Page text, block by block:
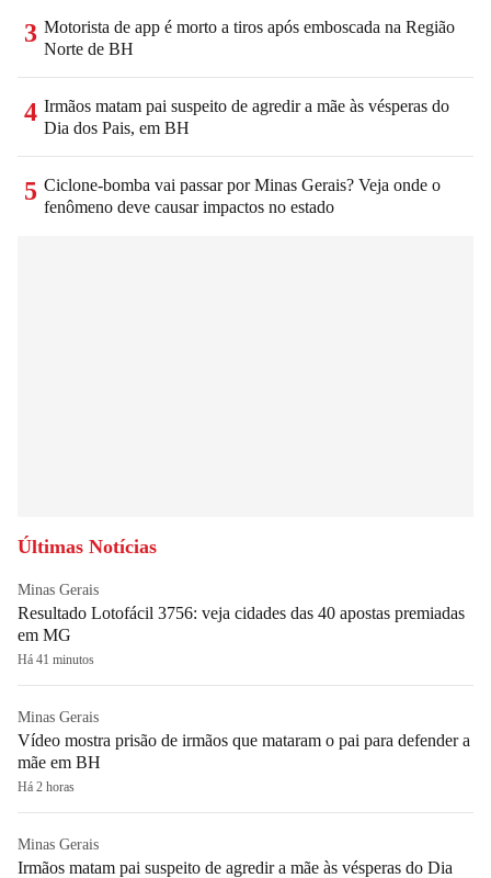
3 Motorista de app é morto a tiros após emboscada na Região
Norte de BH
4 Irmãos matam pai suspeito de agredir a mãe às vésperas do
Dia dos Pais, em BH
5 Ciclone-bomba vai passar por Minas Gerais? Veja onde o
fenômeno deve causar impactos no estado
Últimas Notícias
Minas Gerais
Resultado Lotofácil 3756: veja cidades das 40 apostas premiadas
em MG
Há 41 minutos
Minas Gerais
Vídeo mostra prisão de irmãos que mataram o pai para defender a
mãe em BH
Há 2 horas
Minas Gerais
Irmãos matam pai suspeito de agredir a mãe às vésperas do Dia